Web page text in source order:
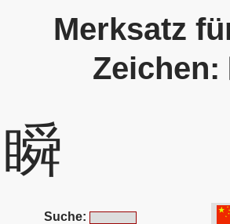
Merksatz
Zeichen:
瞬
Suche: